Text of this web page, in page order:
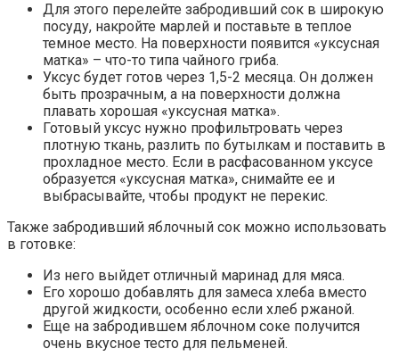
Для этого перелейте забродивший сок в широкую
посуду, накройте марлей и поставьте в теплое
темное место. На поверхности появится «уксусная
матка» – что-то типа чайного гриба.
Уксус будет готов через 1,5-2 месяца. Он должен
быть прозрачным, а на поверхности должна
плавать хорошая «уксусная матка».
Готовый уксус нужно профильтровать через
плотную ткань, разлить по бутылкам и поставить в
прохладное место. Если в расфасованном уксусе
образуется «уксусная матка», снимайте ее и
выбрасывайте, чтобы продукт не перекис.
Также забродивший яблочный сок можно использовать
в готовке:
Из него выйдет отличный маринад для мяса.
Его хорошо добавлять для замеса хлеба вместо
другой жидкости, особенно если хлеб ржаной.
Еще на забродившем яблочном соке получится
очень вкусное тесто для пельменей.